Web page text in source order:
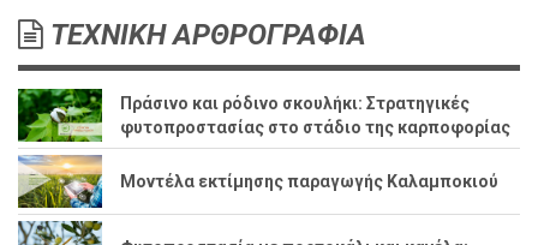
ΤΕΧΝΙΚΗ ΑΡΘΡΟΓΡΑΦΙΑ
Πράσινο και ρόδινο σκουλήκι: Στρατηγικές
φυτοπροστασίας στο στάδιο της καρποφορίας
Μοντέλα εκτίμησης παραγωγής Καλαμποκιού